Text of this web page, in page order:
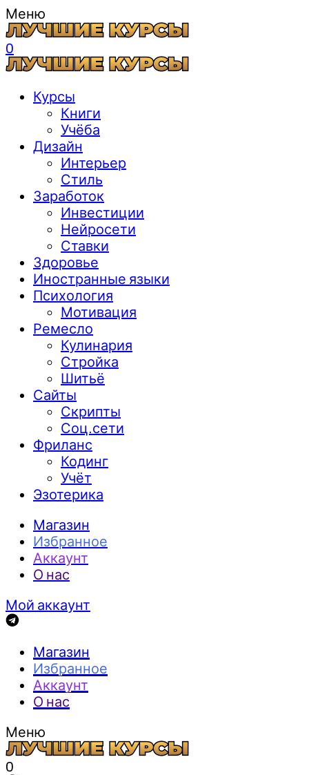
Меню
0
Курсы
Книги
Учёба
Дизайн
Интерьер
Стиль
Заработок
Инвестиции
Нейросети
Ставки
Здоровье
Иностранные языки
Психология
Мотивация
Ремесло
Кулинария
Стройка
Шитьё
Сайты
Скрипты
Соц.сети
Фриланс
Кодинг
Учёт
Эзотерика
Магазин
Избранное
Аккаунт
О нас
Мой аккаунт
Магазин
Избранное
Аккаунт
О нас
Меню
0